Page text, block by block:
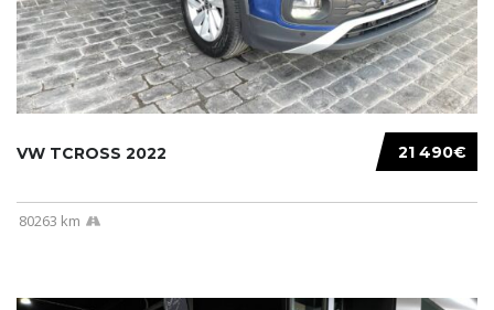
21 490€
VW TCROSS 2022
80263 km